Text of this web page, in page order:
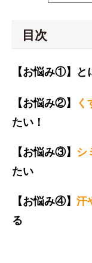
目次
【お悩み①】と
【お悩み②】 く
たい！
【お悩み③】 シ
たい
【お悩み④】 汗
る